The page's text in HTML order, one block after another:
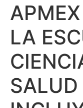
LA
SALUD